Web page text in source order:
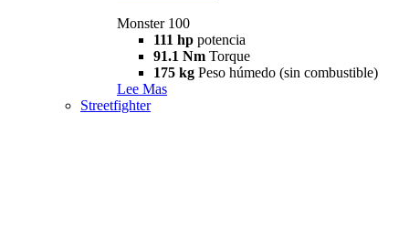
Monster 100
111 hp potencia
91.1 Nm Torque
175 kg Peso húmedo (sin combustible)
Lee Mas
Streetfighter